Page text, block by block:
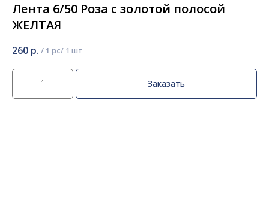
Лента 6/50 Роза с золотой полосой
ЖЕЛТАЯ
260 р. / 1 pc
Заказать